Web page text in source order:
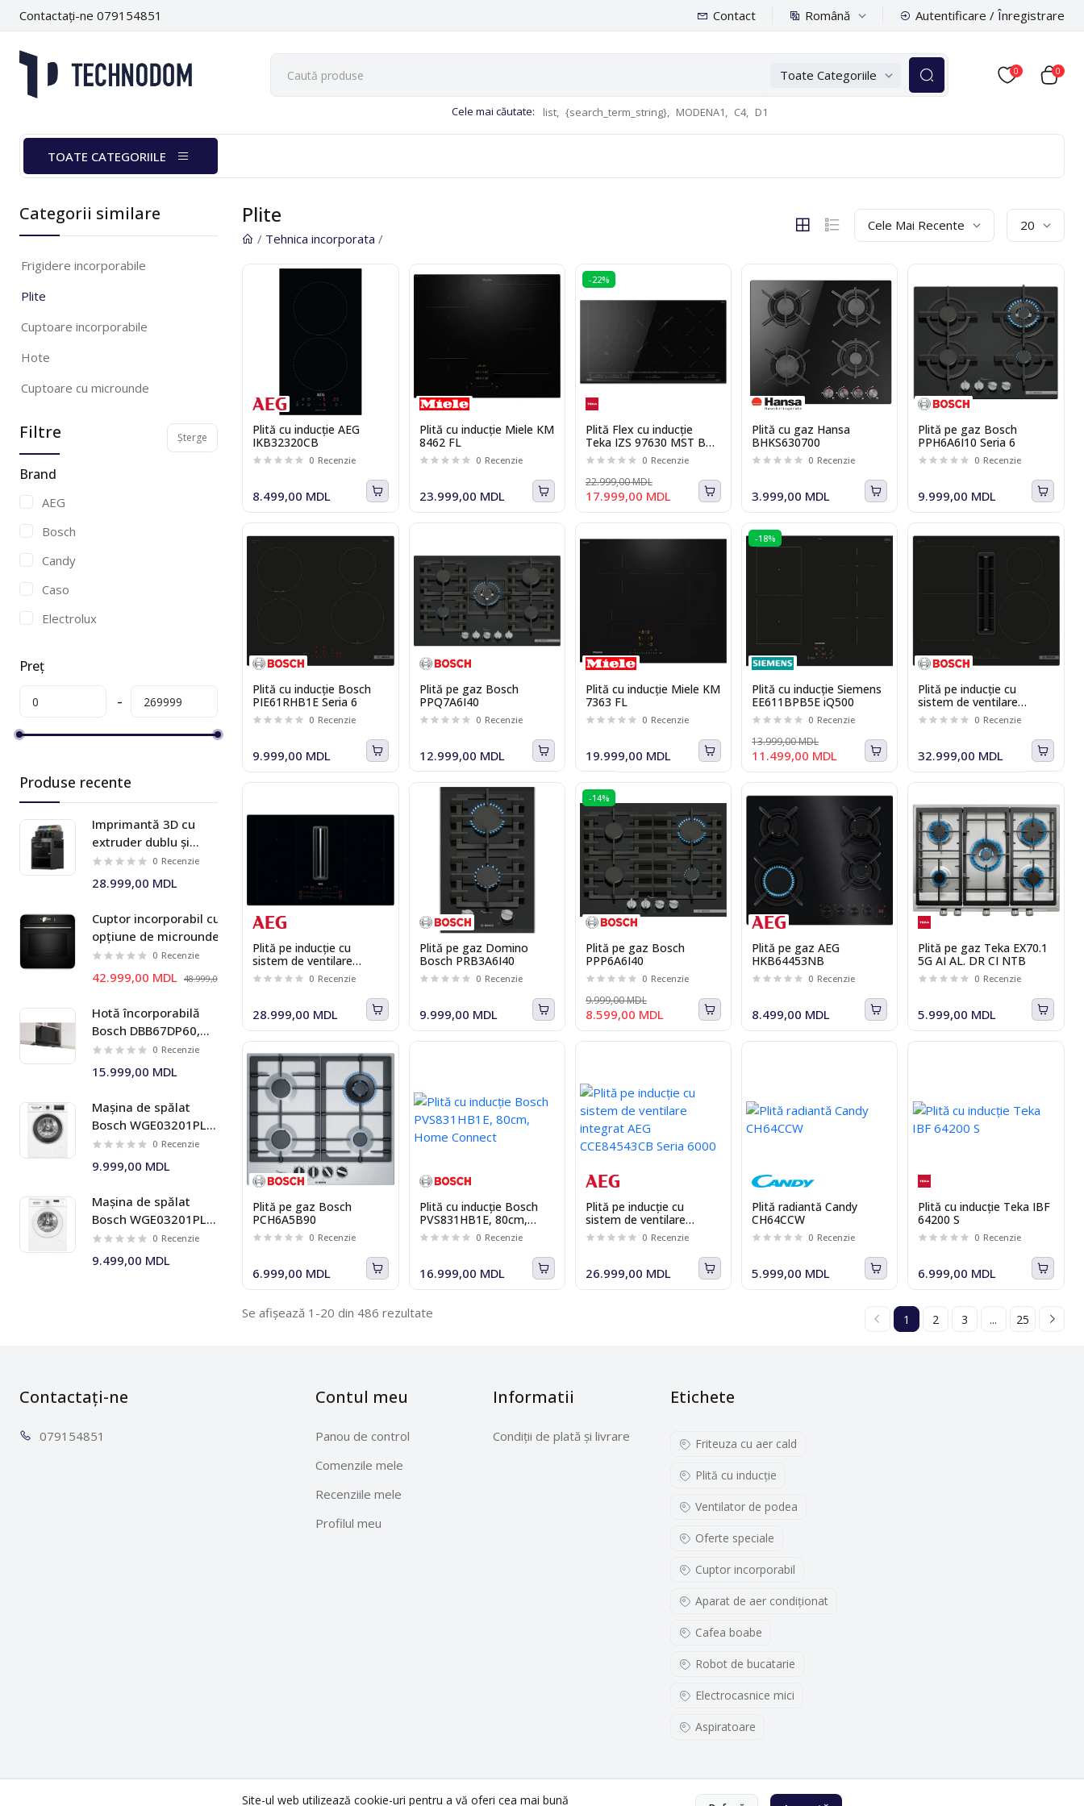
Contactați-ne 079154851 Contact Română Autentificare / Înregistrare
Toate Categoriile
Cele mai căutate: list, {search_term_string}, MODENA1, C4, D1
0 0
TOATE CATEGORIILE
Categorii similare
Frigidere incorporabile
Plite
Cuptoare incorporabile
Hote
Cuptoare cu microunde
Masini de spalat vase incorporate
Masini de spalat incorporabile
Espressoare incorporabile
Cuptoare cu aburi
Sertare termice si de vidare
Plite mixte
Plite radiante
Plite cu hotă integrată
Filtre Șterge
Brand
AEG
Bosch
Candy
Caso
Electrolux
Faber
Gorenje
Hansa
Hotpoint
Kuppersberg
Miele
Teka
Preț
Produse recente
Imprimantă 3D cu
extruder dublu și
sistem multi-material
AMS 2 Pro Bambu Lab
0 Recenzie
28.999,00 MDL
Cuptor incorporabil cu
opțiune de microunde
Bosch HMG778NB1 Seria I
8
0 Recenzie
42.999,00 MDL 48.999,00 MDL
Hotă încorporabilă
Bosch DBB67DP60,
699 m³/h, 60 cm,
negru mat, Seria I 6
0 Recenzie
15.999,00 MDL
Mașina de spălat
Bosch WGE03201PL 8
kg 1200 rpm Seria I 4
0 Recenzie
9.999,00 MDL
Mașina de spălat
Bosch WGE03201PL 8
kg 1200 rpm Seria I 2
0 Recenzie
9.499,00 MDL
Plite
/ Tehnica incorporata /
Cele Mai Recente 20
Plită cu inducţie AEG
IKB32320CB
0 Recenzie
8.499,00 MDL
Plită cu inducție Miele KM
8462 FL
0 Recenzie
23.999,00 MDL
-22%
Plită Flex cu inducție
Teka IZS 97630 MST BK
90cm si cu funcție
SlideCooking
0 Recenzie
17.999,00 MDL
22.999,00 MDL
Plită cu gaz Hansa
BHKS630700
0 Recenzie
3.999,00 MDL
Plită pe gaz Bosch
PPH6A6I10 Seria 6
0 Recenzie
9.999,00 MDL
Plită cu inducție Bosch
PIE61RHB1E Seria 6
0 Recenzie
9.999,00 MDL
Plită pe gaz Bosch
PPQ7A6I40
0 Recenzie
12.999,00 MDL
Plită cu inducție Miele KM
7363 FL
0 Recenzie
19.999,00 MDL
-18%
Plită cu inducție Siemens
EE611BPB5E iQ500
0 Recenzie
11.499,00 MDL
13.999,00 MDL
Plită pe inducție cu
sistem de ventilare
integrat Bosch
PVS611B16E Seria I 4
0 Recenzie
32.999,00 MDL
Plită pe inducție cu
sistem de ventilare
integrat AEG
CCE84751CB
0 Recenzie
28.999,00 MDL
Plită pe gaz Domino
Bosch PRB3A6I40
0 Recenzie
9.999,00 MDL
-14%
Plită pe gaz Bosch
PPP6A6I40
0 Recenzie
8.599,00 MDL
9.999,00 MDL
Plită pe gaz AEG
HKB64453NB
0 Recenzie
8.499,00 MDL
Plită pe gaz Teka EX70.1
5G AI AL. DR CI NTB
0 Recenzie
5.999,00 MDL
Plită pe gaz Bosch
PCH6A5B90
0 Recenzie
6.999,00 MDL
Plită cu inducție Bosch
PVS831HB1E, 80cm,
Home Connect
0 Recenzie
16.999,00 MDL
Plită pe inducție cu
sistem de ventilare
integrat AEG
CCE84543CB Seria 6000
0 Recenzie
26.999,00 MDL
Plită radiantă Candy
CH64CCW
0 Recenzie
5.999,00 MDL
Plită cu inducție Teka IBF
64200 S
0 Recenzie
6.999,00 MDL
Se afișează 1-20 din 486 rezultate 1 2 3 ... 25
Contactați-ne
0791 54851
Contul meu
Panou de control
Comenzile mele
Recenziile mele
Profilul meu
Informatii
Condiții de plată și livrare
Etichete
Friteuza cu aer cald
Plită cu inducţie
Ventilator de podea
Oferte speciale
Cuptor incorporabil
Aparat de aer condiționat
Cafea boabe
Robot de bucatarie
Electrocasnice mici
Aspiratoare
Site-ul web utilizează cookie-uri pentru a vă oferi cea mai bună